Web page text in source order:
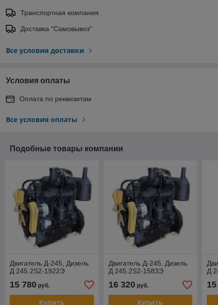
Транспортная компания
Доставка "Самовывоз"
Все условия доставки
Условия оплаты
Оплата по реквизитам
Все условия оплаты
Подобные товары компании
Двигатель Д-245, Дизель
Д 245.2S2-1922Э
15 780 руб.
Купить
Двигатель Д-245, Дизель
Д 245.2S2-1583Э
16 320руб.
Купить
Д